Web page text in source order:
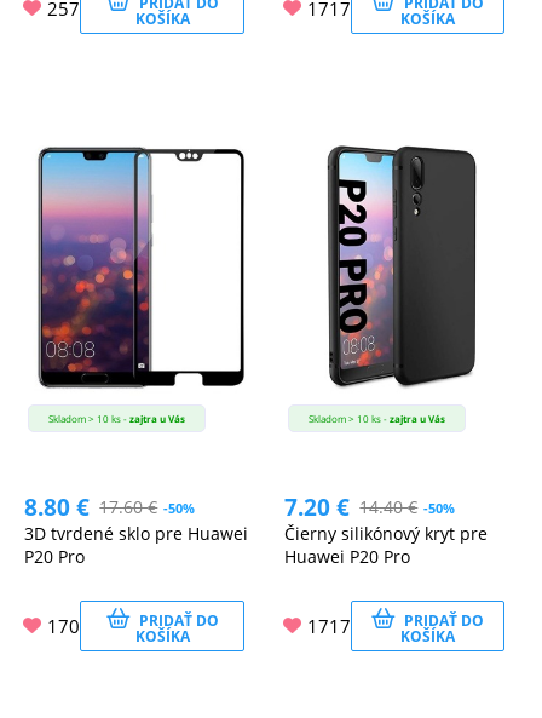
257 KOŠÍKA 1717 KOŠÍKA
Skladom > 10 ks -zajtra u Vás
8.80€ 17.60€ -50%
3D tvrdené sklo pre Huawei
P20 Pro
170 PRIDAŤ DO
KOŠÍKA
Skladom > 10 ks -zajtra u Vás
7.20€ 14.40€ -50%
Čierny silikónový kryt pre
Huawei P20 Pro
1717 PRIDAŤ DO
KOŠÍKA